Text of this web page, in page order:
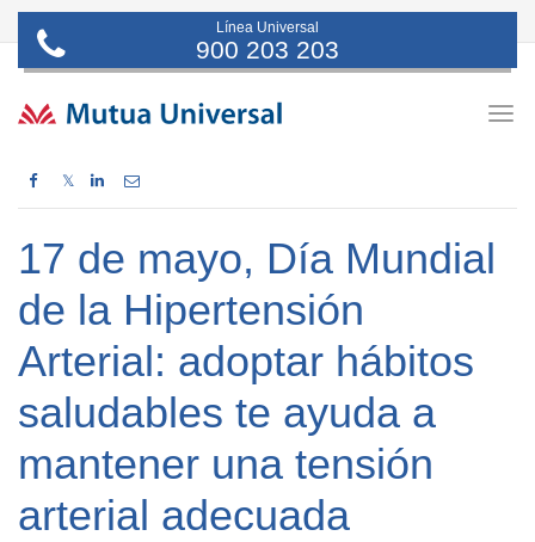
Línea Universal
900 203 203
𝕏
17 de mayo, Día Mundial
de la Hipertensión
Arterial: adoptar hábitos
saludables te ayuda a
mantener una tensión
arterial adecuada